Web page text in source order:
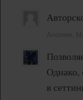
Однако,
в